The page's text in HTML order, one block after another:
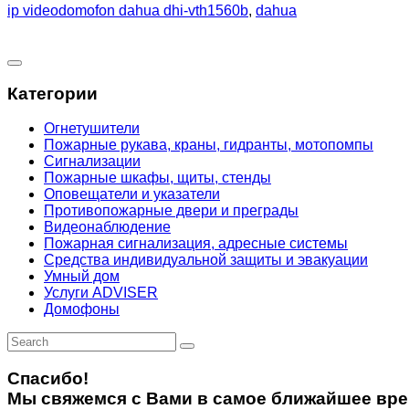
ip videodomofon dahua dhi-vth1560b, dahua
Категории
Огнетушители
Пожарные рукава, краны, гидранты, мотопомпы
Сигнализации
Пожарные шкафы, щиты, стенды
Оповещатели и указатели
Противопожарные двери и преграды
Видеонаблюдение
Пожарная сигнализация, адресные системы
Средства индивидуальной защиты и эвакуации
Умный дом
Услуги ADVISER
Домофоны
Спасибо!
Мы свяжемся с Вами в самое ближайшее